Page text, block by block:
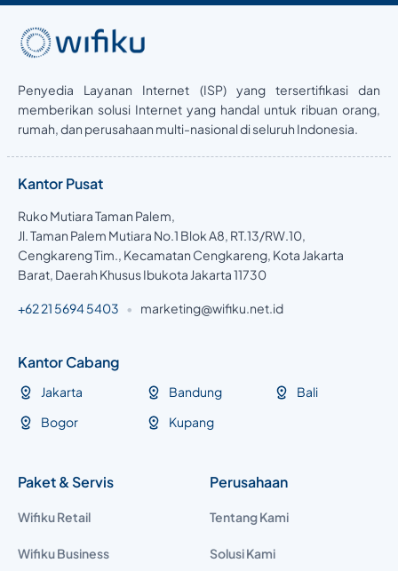
Penyedia Layanan Internet (ISP) yang tersertifikasi dan
memberikan solusi Internet yang handal untuk ribuan orang,
rumah, dan perusahaan multi-nasional di seluruh Indonesia.
Kantor Pusat
Ruko Mutiara Taman Palem,
Jl. Taman Palem Mutiara No.1 Blok A8, RT.13/RW.10,
Cengkareng Tim., Kecamatan Cengkareng, Kota Jakarta
Barat, Daerah Khusus Ibukota Jakarta 11730
+62 21 5694 5403 • marketing@wifiku.net.id
Kantor Cabang
Jakarta
Bogor
Bandung
Kupang
Bali
Paket & Servis
Wifiku Retail
Wifiku Business
Perusahaan
Tentang Kami
Solusi Kami